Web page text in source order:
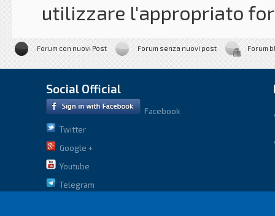
utilizzare l'appropriato
Forum con nuovi Post Forum senza nuovi post Forum
Social Official
Facebook
Twitter
Google +
Youtube
Telegram